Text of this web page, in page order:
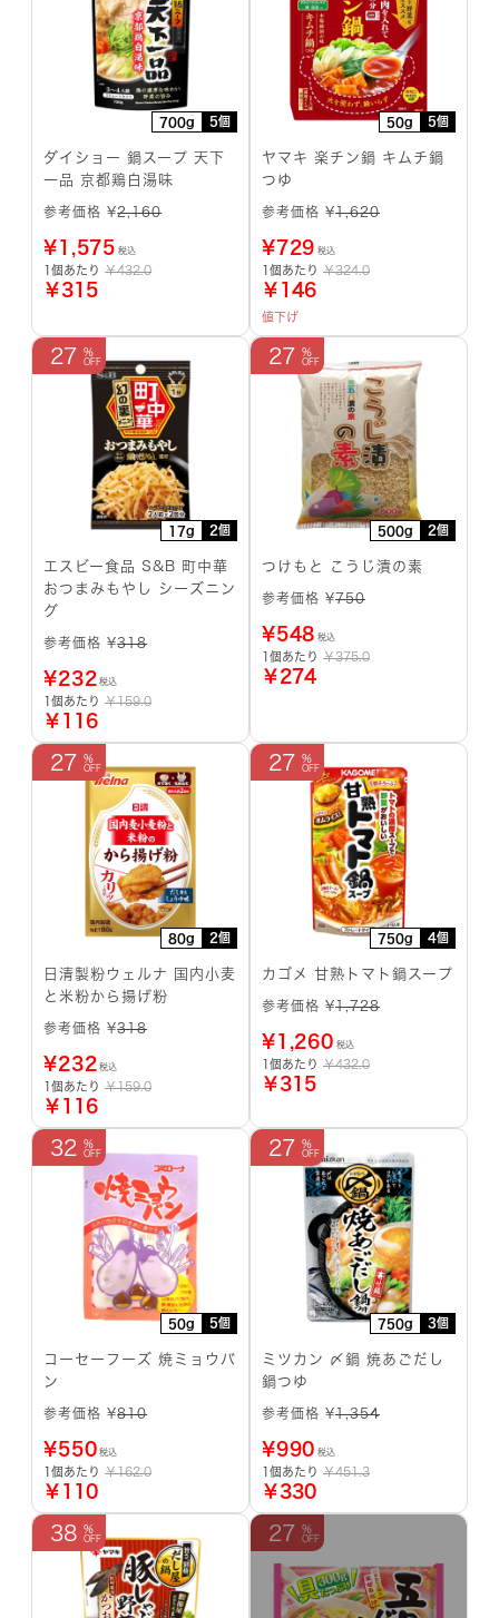
700g 5個
ダイショー 鍋スープ 天下
一品 京都鶏白湯味
参考価格 ¥2,160
¥1,575 税込
1個あたり￥432.0
￥315
50g 5個
ヤマキ 楽チン鍋 キムチ鍋
つゆ
参考価格 ¥1,620
¥729 税込
1個あたり ￥324.0
￥146
値下げ
17g 2個
27
エスビー食品 S&B 町中華
おつまみもやし シーズニン
グ
参考価格 ¥318
¥232 税込
1個あたり￥159.0
￥116
500g 2個
27
つけもと こうじ漬の素
参考価格 ¥750
¥548 税込
1個あたり ￥375.0
￥274
80g 2個
27
日清製粉ウェルナ 国内小麦
と米粉から揚げ粉
参考価格 ¥318
¥232 税込
1個あたり￥159.0
￥116
750g 4個
27
カゴメ 甘熟トマト鍋スープ
参考価格 ¥1,728
¥1,260 税込
1個あたり ￥432.0
￥315
50g 5個
32
コーセーフーズ 焼ミョウバ
ン
参考価格 ¥810
¥550 税込
1個あたり￥162.0
￥110
750g 3個
27
ミツカン 〆鍋 焼あごだし
鍋つゆ
参考価格 ¥1,354
¥990 税込
1個あたり ￥451.3
￥330
38 27